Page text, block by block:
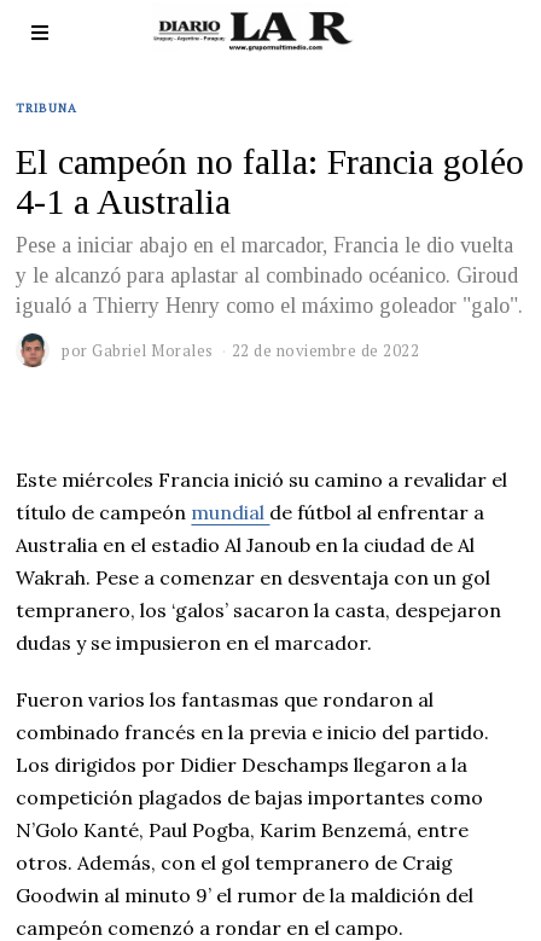
TRIBUNA
El campeón no falla: Francia goléo
4-1 a Australia
Pese a iniciar abajo en el marcador, Francia le dio vuelta
y le alcanzó para aplastar al combinado océanico. Giroud
igualó a Thierry Henry como el máximo goleador "galo".
por Gabriel Morales 22 de noviembre de 2022
Este miércoles Francia inició su camino a revalidar el
título de campeón mundial de fútbol al enfrentar a
Australia en el estadio Al Janoub en la ciudad de Al
Wakrah. Pese a comenzar en desventaja con un gol
tempranero, los ‘galos’ sacaron la casta, despejaron
dudas y se impusieron en el marcador.
Fueron varios los fantasmas que rondaron al
combinado francés en la previa e inicio del partido.
Los dirigidos por Didier Deschamps llegaron a la
competición plagados de bajas importantes como
N’Golo Kanté, Paul Pogba, Karim Benzemá, entre
otros. Además, con el gol tempranero de Craig
Goodwin al minuto 9’ el rumor de la maldición del
campeón comenzó a rondar en el campo.